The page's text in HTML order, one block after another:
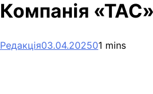
Компанія
Редакція03.04.202501 mins